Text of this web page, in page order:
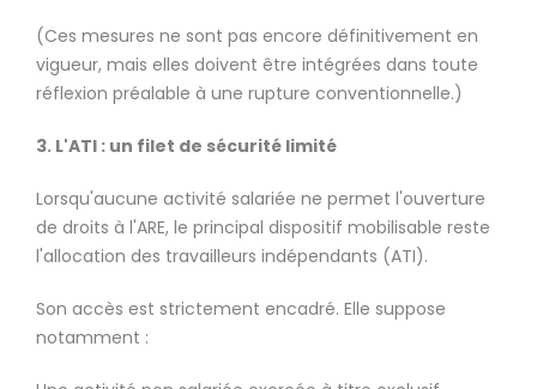
(Ces mesures ne sont pas encore définitivement en
vigueur, mais elles doivent être intégrées dans toute
réflexion préalable à une rupture conventionnelle.)
3. L'ATI : un filet de sécurité limité
Lorsqu'aucune activité salariée ne permet l'ouverture
de droits à l'ARE, le principal dispositif mobilisable reste
l'allocation des travailleurs indépendants (ATI).
Son accès est strictement encadré. Elle suppose
notamment :